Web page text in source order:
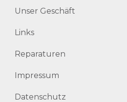
Unser Geschäft
Links
Reparaturen
Impressum
Datenschutz